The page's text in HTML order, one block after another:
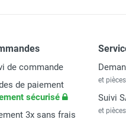
de commande
de paiement
sécurisé
3x sans frais
et
Suivi
et